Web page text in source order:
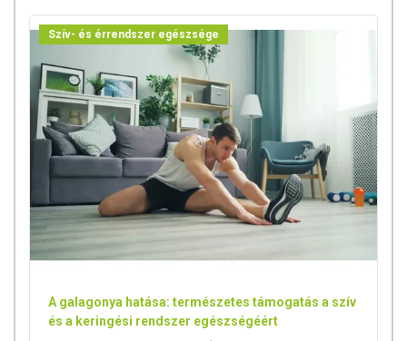
Szív- és érrendszer egészsége
A galagonya hatása: természetes támogatás a szív
és a keringési rendszer egészségéért